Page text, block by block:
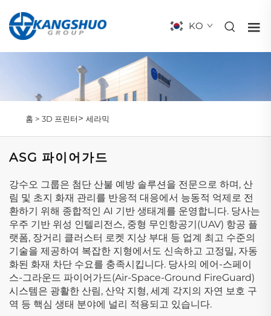
KO
홈 > 3D 프린터> 세라믹
ASG 파이어가드
강수오 그룹은 첨단 산불 예방 솔루션을 전문으로 하며, 산
림 및 초지 화재 관리를 반응적 대응에서 능동적 억제로 전
환하기 위해 종합적인 AI 기반 생태계를 운영합니다. 당사는
우주 기반 위성 인텔리전스, 중형 무인항공기(UAV) 항공 플
랫폼, 장거리 클러스터 로켓 지상 부대 등 업계 최고 수준의
기술을 제공하여 복잡한 지형에서도 신속하고 고정밀, 자동
화된 화재 차단 수요를 충족시킵니다. 당사의 에어-스페이
스-그라운드 파이어가드(Air-Space-Ground FireGuard)
시스템은 광활한 산림, 산악 지형, 세계 각지의 자연 보호 구
역 등 핵심 생태 분야에 널리 적용되고 있습니다.